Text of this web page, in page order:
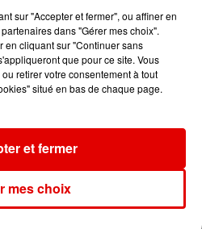
sur "Accepter et fermer", ou affiner en
dans "Gérer mes choix".
en cliquant sur "Continuer sans
que pour ce site. Vous
retirer votre consentement à tout
situé en bas de chaque page.
mes choix
et fermer